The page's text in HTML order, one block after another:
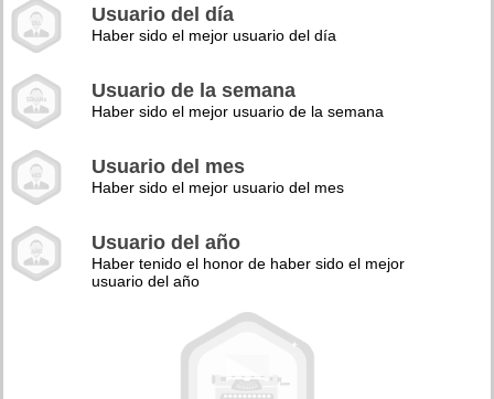
Usuario del día
Haber sido el mejor usuario del día
Usuario de la semana
Haber sido el mejor usuario de la semana
Usuario del mes
Haber sido el mejor usuario del mes
Usuario del año
Haber tenido el honor de haber sido el mejor
usuario del año